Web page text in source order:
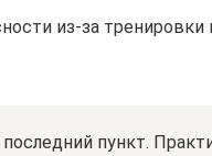
из-за
пункт.